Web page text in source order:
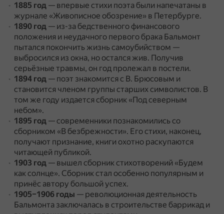
1885 год — впервые стихи поэта были напечатаны в
журнале «Живописное обозрение» в Петербурге.
1890 год — из-за бедственного финансового
положения и неудачного первого брака Бальмонт
пытался покончить жизнь самоубийством —
выбросился из окна, но остался жив. Получив
серьёзные травмы, он год пролежал в постели.
1894 год — поэт знакомится с В. Брюсовым и
становится членом группы старших символистов. В
том же году издается сборник «Под северным
небом».
1895 год — современники познакомились со
сборником «В безбрежности». Его стихи, наконец,
получают признание, книги охотно раскупаются
читающей публикой.
1903 год — вышел сборник стихотворений «Будем
как солнце». Сборник стал особенно популярным и
принёс автору большой успех.
1905–1906 годы — революционная деятельность
Бальмонта заключалась в строительстве баррикад и